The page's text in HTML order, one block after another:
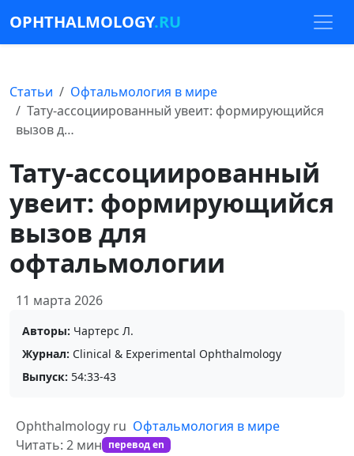
OPHTHALMOLOGY.RU
Статьи
Офтальмология в мире
Тату-ассоциированный увеит: формирующийся
вызов д…
Тату-ассоциированный
увеит: формирующийся
вызов для
офтальмологии
11 марта 2026
Авторы: Чартерс Л.
Журнал: Clinical & Experimental Ophthalmology
Выпуск: 54:33-43
Ophthalmology ru Офтальмология в мире
Читать: 2 мин перевод en